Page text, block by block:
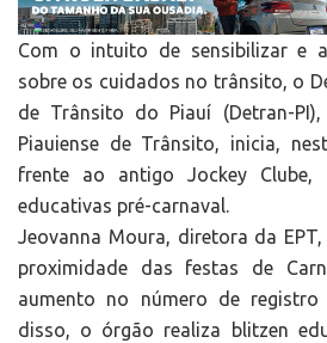
Com o intuito de sensibilizar e
sobre os cuidados no trânsito, o
de Trânsito do Piauí (Detran-
Piauiense de Trânsito, inicia,
frente ao antigo Jockey Clube,
educativas pré-carnaval.
Jeovanna Moura, diretora da
proximidade das festas de
aumento no número de registro
disso, o órgão realiza blitzen